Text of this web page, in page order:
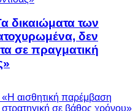
δικαιώματα των
δεν
σε πραγματική